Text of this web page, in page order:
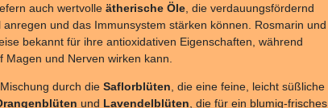
auch wertvolle ätherische Öle , die verdauungsfördernd
und das Immunsystem stärken können. Rosmarin und
bekannt für ihre antioxidativen Eigenschaften, während
Magen und Nerven wirken kann.
durch die Saflorblüten , die eine feine, leicht süßliche
und Lavendelblüten , die für ein blumig-frisches